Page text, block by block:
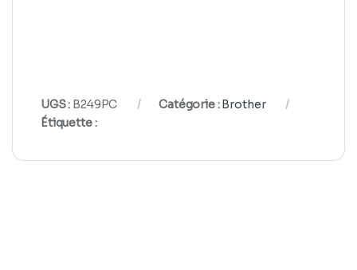
UGS : B249PC Catégorie :Brother
Étiquette :